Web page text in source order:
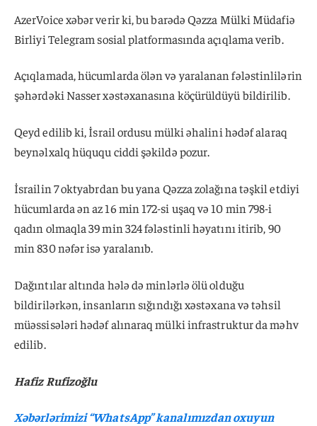
AzerVoice xəbər verir ki, bu barədə Qəzza Mülki Müdafiə
Birliyi Telegram sosial platformasında açıqlama verib.
Açıqlamada, hücumlarda ölən və yaralanan fələstinlilərin
şəhərdəki Nasser xəstəxanasına köçürüldüyü bildirilib.
Qeyd edilib ki, İsrail ordusu mülki əhalini hədəf alaraq
beynəlxalq hüququ ciddi şəkildə pozur.
İsrailin 7 oktyabrdan bu yana Qəzza zolağına təşkil etdiyi
hücumlarda ən az 16 min 172-si uşaq və 10 min 798-i
qadın olmaqla 39 min 324 fələstinli həyatını itirib, 90
min 830 nəfər isə yaralanıb.
Dağıntılar altında hələ də minlərlə ölü olduğu
bildirilərkən, insanların sığındığı xəstəxana və təhsil
müəssisələri hədəf alınaraq mülki infrastruktur da məhv
edilib.
Hafiz Rufizoğlu
Xəbərlərimizi “WhatsApp” kanalımızdan oxuyun